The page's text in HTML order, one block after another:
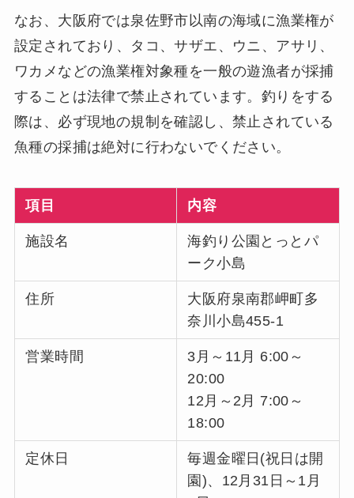
なお、大阪府では泉佐野市以南の海域に漁業権が
設定されており、タコ、サザエ、ウニ、アサリ、
ワカメなどの漁業権対象種を一般の遊漁者が採捕
することは法律で禁止されています。釣りをする
際は、必ず現地の規制を確認し、禁止されている
魚種の採捕は絶対に行わないでください。
項目 内容
施設名
海釣り公園とっとパ
ーク小島
住所
大阪府泉南郡岬町多
奈川小島455-1
営業時間
3月～11月 6:00～
20:00
12月～2月 7:00～
18:00
定休日
毎週金曜日(祝日は開
園)、12月31日～1月